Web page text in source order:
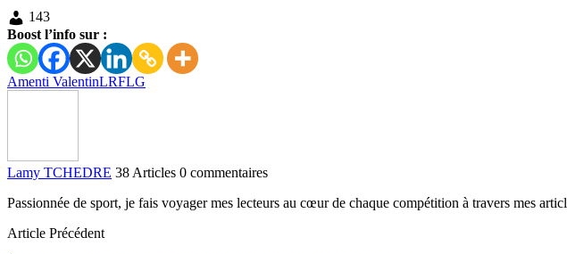
143
Boost l’info sur :
Amenti ValentinLRFLG
Lamy TCHEDRE 38 Articles 0 commentaires
Passionnée de sport, je fais voyager mes lecteurs au cœur de chaque compétition à travers mes
Article Précédent